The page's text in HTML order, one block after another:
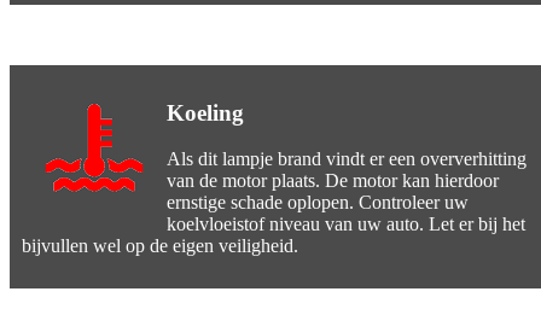
Koeling
Als dit lampje brand vindt er een oververhitting
van de motor plaats. De motor kan hierdoor
ernstige schade oplopen. Controleer uw
koelvloeistof niveau van uw auto. Let er bij het
bijvullen wel op de eigen veiligheid.